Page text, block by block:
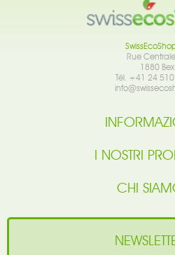
Rue
1880 Bex
Tél. +41 24
I NOSTRI
CHI